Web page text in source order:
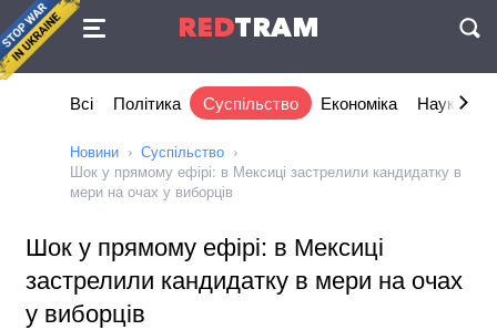
REDTRAM
Угода
Всі Політика Суспільство Економіка Наука та
Новини
Суспільство
Шок у прямому ефірі: в Мексиці застрелили кандидатку в
мери на очах у виборців
Шок у прямому ефірі: в Мексиці
застрелили кандидатку в мери на очах
у виборців